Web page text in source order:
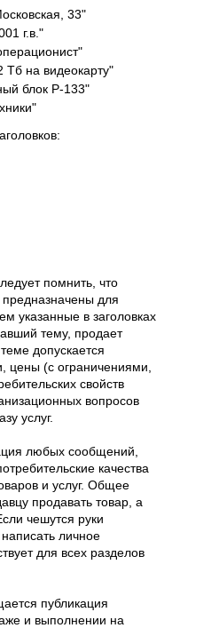
33"
г.в."
на видеокарту"
блок P-133"
помнить, что
для
указанные в заголовках
тему, продает
допускается
цены (с ограничениями,
свойств
вопросов
услуг.
любых сообщений,
качества
и услуг. Общее
продавать товар, а
чешутся руки
личное
для всех разделов
публикация
и выполнении на